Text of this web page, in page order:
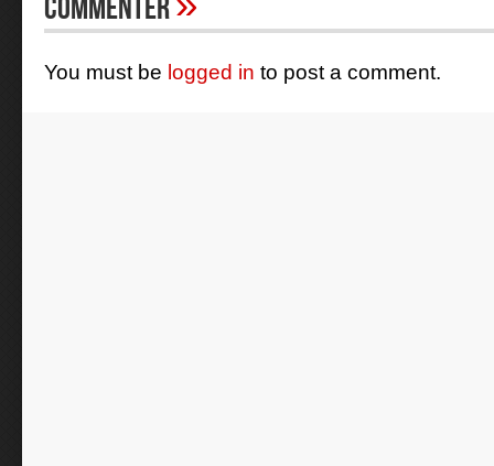
Commenter
You must be logged in to post a comment.